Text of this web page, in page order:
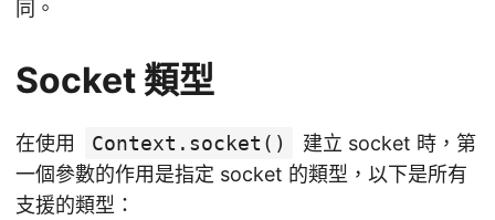
同。
Socket 類型
在使用 Context.socket()
建立 socket 時，第
一個參數的作用是指定 socket 的類型，以下是所有
支援的類型：